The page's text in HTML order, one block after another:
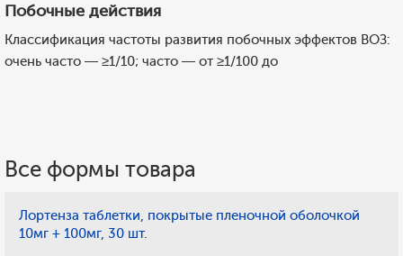
Побочные действия
Классификация частоты развития побочных эффектов ВОЗ:
очень часто — ≥1/10; часто — от ≥1/100 до
Все формы товара
Лортенза таблетки, покрытые пленочной оболочкой
10мг + 100мг, 30 шт.